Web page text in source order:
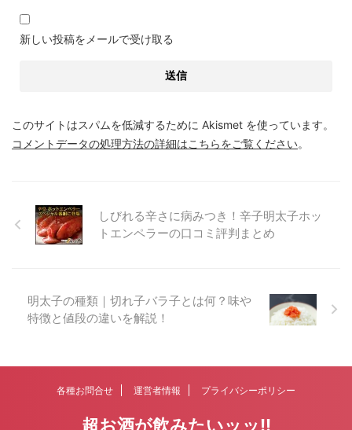
新しい投稿をメールで受け取る
このサイトはスパムを低減するために Akismet を使っています。
コメントデータの処理方法の詳細はこちらをご覧ください。
しびれる辛さに病みつき！辛子明太子ホッ
トエンペラーの口コミ評判まとめ
明太子の種類｜切れ子バラ子とは何？味や
特徴と値段の違いを解説！
各種お問合せ 運営者情報 プライバシーポリシー
超お酒が飲みたいッッ!!